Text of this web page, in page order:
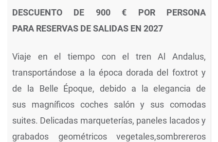
DESCUENTO DE 900 € POR PERSONA
PARA RESERVAS DE SALIDAS EN 2027
Viaje en el tiempo con el tren Al Andalus,
transportándose a la época dorada del foxtrot y
de la Belle Époque, debido a la elegancia de
sus magníficos coches salón y sus comodas
suites. Delicadas marqueterías, paneles lacados y
grabados geométricos vegetales,sombrereros